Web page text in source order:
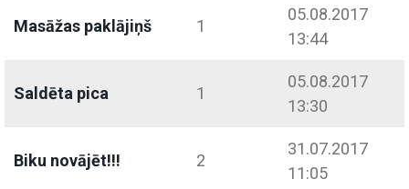
Masāžas paklājiņš 1
05.08.2017
13:44
Saldēta pica 1
05.08.2017
13:30
Biku novājēt!!! 2
31.07.2017
11:05